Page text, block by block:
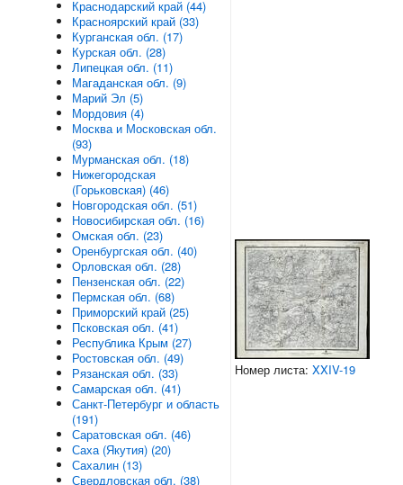
Номер листа:XXIV-19
Краснодарский край (44)
Красноярский край (33)
Курганская обл. (17)
Курская обл. (28)
Липецкая обл. (11)
Магаданская обл. (9)
Марий Эл (5)
Мордовия (4)
Москва и Московская обл.
(93)
Мурманская обл. (18)
Нижегородская
(Горьковская) (46)
Новгородская обл. (51)
Новосибирская обл. (16)
Омская обл. (23)
Оренбургская обл. (40)
Орловская обл. (28)
Пензенская обл. (22)
Пермская обл. (68)
Приморский край (25)
Псковская обл. (41)
Республика Крым (27)
Ростовская обл. (49)
Рязанская обл. (33)
Самарская обл. (41)
Санкт-Петербург и область
(191)
Саратовская обл. (46)
Саха (Якутия) (20)
Сахалин (13)
Свердловская обл. (38)